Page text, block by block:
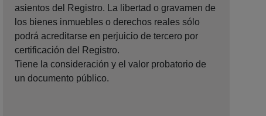
asientos del Registro. La libertad o gravamen de
los bienes inmuebles o derechos reales sólo
podrá acreditarse en perjuicio de tercero por
certificación del Registro.
Tiene la consideración y el valor probatorio de
un documento público.